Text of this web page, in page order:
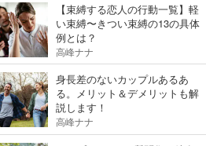
【束縛する恋人の行動一覧】軽
い束縛〜きつい束縛の13の具体
例とは？
高峰ナナ
身長差のないカップルあるあ
る。メリット＆デメリットも解
説します！
高峰ナナ